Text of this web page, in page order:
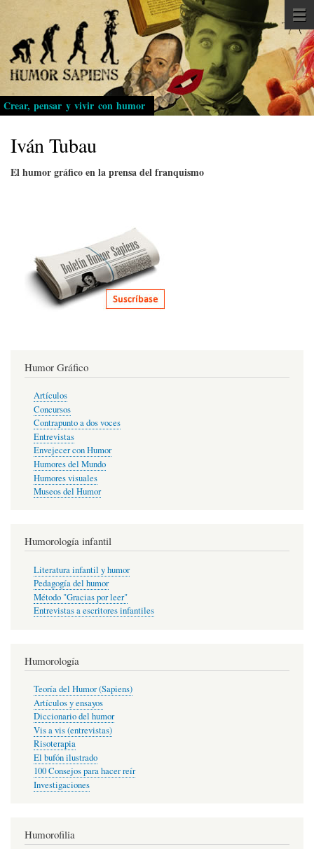
Pasar
al
contenido
principal
Crear, pensar y vivir con humor
Iván Tubau
El humor gráfico en la prensa del franquismo
Humor Gráfico
Artículos
Concursos
Contrapunto a dos voces
Entrevistas
Envejecer con Humor
Humores del Mundo
Humores visuales
Museos del Humor
Humorología infantil
Literatura infantil y humor
Pedagogía del humor
Método "Gracias por leer"
Entrevistas a escritores infantiles
Humorología
Teoría del Humor (Sapiens)
Artículos y ensayos
Diccionario del humor
Vis a vis (entrevistas)
Risoterapia
El bufón ilustrado
100 Consejos para hacer reír
Investigaciones
Humorofilia